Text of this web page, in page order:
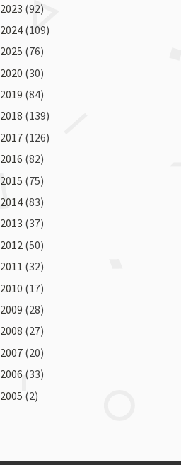
2023 (92)
2024 (109)
2025 (76)
2020 (30)
2019 (84)
2018 (139)
2017 (126)
2016 (82)
2015 (75)
2014 (83)
2013 (37)
2012 (50)
2011 (32)
2010 (17)
2009 (28)
2008 (27)
2007 (20)
2006 (33)
2005 (2)